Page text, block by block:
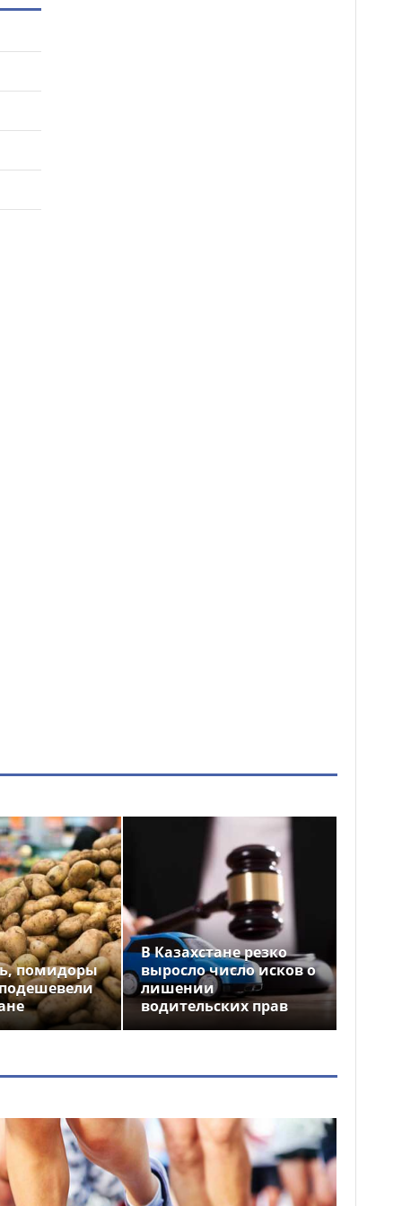
помидоры
В Казахстане резко
выросло число исков о
лишении
водительских прав